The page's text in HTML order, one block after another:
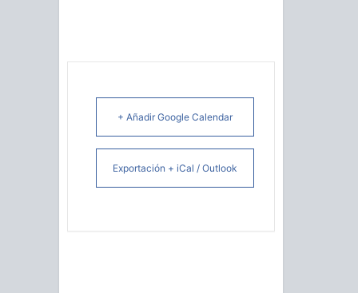
+ Añadir Google Calendar
Exportación + iCal / Outlook